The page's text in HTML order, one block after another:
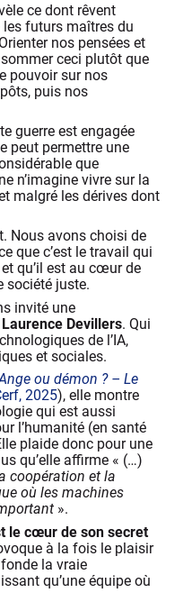
ce dont rêvent
futurs maîtres du
nos pensées et
ceci plutôt que
pouvoir sur nos
puis nos
guerre est engagée
peut permettre une
que
n’imagine vivre sur la
malgré les dérives dont
Nous avons choisi de
que c’est le travail qui
qu’il est au cœur de
société juste.
invité une
Devillers. Qui
de l’IA,
et sociales.
Ange ou démon ? – Le
2025), elle montre
qui est aussi
l’humanité (en santé
plaide donc pour une
qu’elle affirme « (…)
coopération et la
où les machines
».
le cœur de son secret
à la fois le plaisir
la vraie
qu’une équipe où